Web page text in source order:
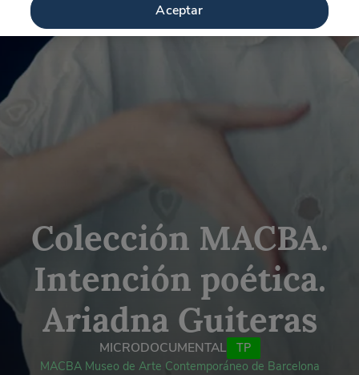
Colección MACBA.
Intención poética.
Ariadna Guiteras
MICRODOCUMENTAL
TP
MACBA Museo de Arte Contemporáneo de Barcelona
Aceptar